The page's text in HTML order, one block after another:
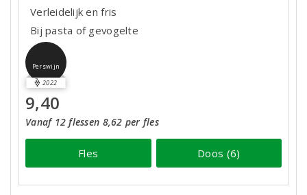
Verleidelijk en fris
Bij pasta of gevogelte
Perswijn
2022
9,40
Vanaf 12 flessen 8,62 per fles
Fles Doos (6)